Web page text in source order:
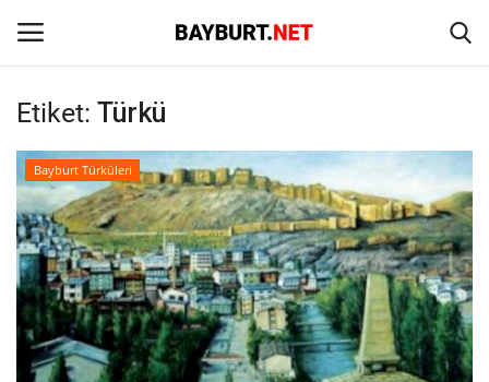
Giriş
Anasayfa
İletişim
Bayburt
Haber
Etiket: Türkü
Bayburt Türküleri